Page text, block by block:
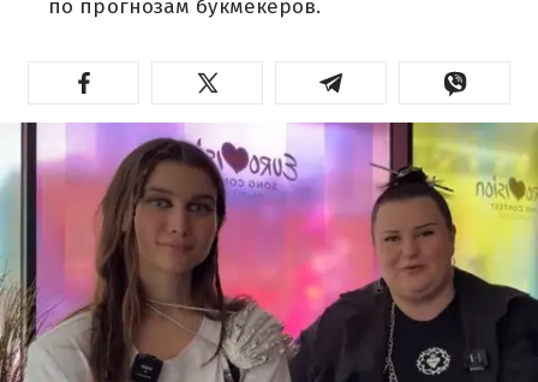
по прогнозам букмекеров.